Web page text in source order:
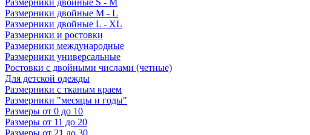
Размерники двойные S - M
Размерники двойные M - L
Размерники двойные L - XL
Размерники и ростовки
Размерники международные
Размерники универсальные
Ростовки с двойными числами (четные)
Для детской одежды
Размерники с тканым краем
Размерники "месяцы и годы"
Размеры от 0 до 10
Размеры от 11 до 20
Размеры от 21 до 30